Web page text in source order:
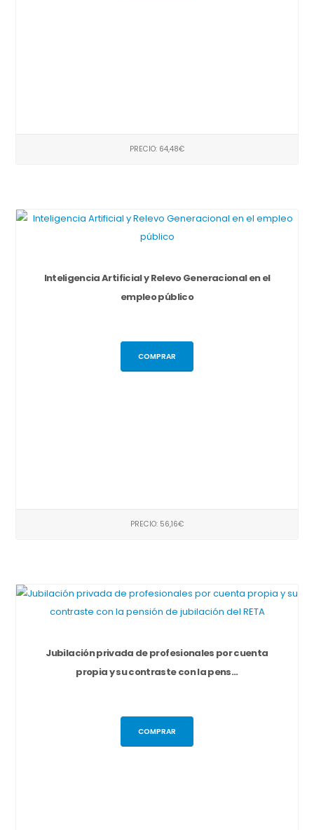
PRECIO: 64,48€
Inteligencia Artificial y Relevo Generacional en el
empleo público
COMPRAR
PRECIO: 56,16€
Jubilación privada de profesionales por cuenta
propia y su contraste con la pens...
COMPRAR